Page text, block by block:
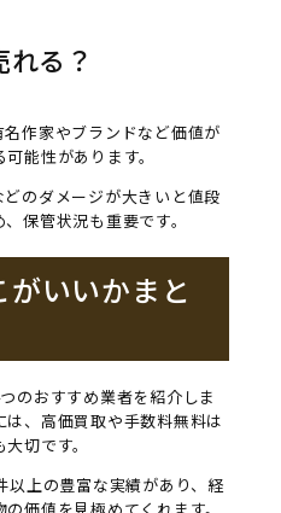
る？
作家やブランドなど価値が
能性があります。
のダメージが大きいと値段
保管状況も重要です。
いいかまと
のおすすめ業者を紹介しま
、高価買取や手数料無料は
切です。
以上の豊富な実績があり、経